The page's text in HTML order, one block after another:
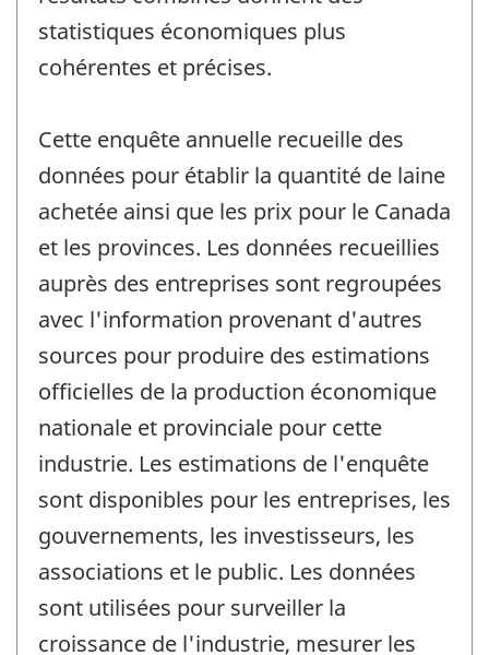
statistiques économiques plus
cohérentes et précises.
Cette enquête annuelle recueille des
données pour établir la quantité de laine
achetée ainsi que les prix pour le Canada
et les provinces. Les données recueillies
auprès des entreprises sont regroupées
avec l'information provenant d'autres
sources pour produire des estimations
officielles de la production économique
nationale et provinciale pour cette
industrie. Les estimations de l'enquête
sont disponibles pour les entreprises, les
gouvernements, les investisseurs, les
associations et le public. Les données
sont utilisées pour surveiller la
croissance de l'industrie, mesurer les